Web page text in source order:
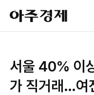
아
주
경
서울 40% 이
가 직거래…여